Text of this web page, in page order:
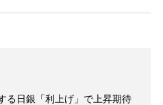
る日銀「利上げ」で上昇期待